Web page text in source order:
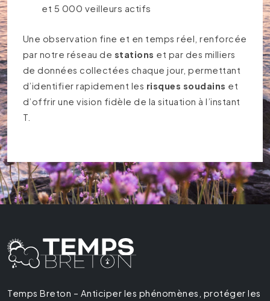
et 5 000 veilleurs actifs
Une observation fine et en temps réel, renforcée
par notre réseau de stations et par des milliers
de données collectées chaque jour, permettant
d’identifier rapidement les risques soudains et
d’offrir une vision fidèle de la situation à l’instant
T.
Temps Breton – Anticiper les phénomènes, protéger les